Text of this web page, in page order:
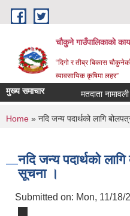
Skip to main content
चौकुने गाउँपालिकाकाे
“दिगो र तीब्र बिकास
व्यावसायिक कृषिमा लहर”
मुख्य समाचार मतदाता नामावली
You are here
Home » नदि जन्य पदार्थको लागि
नदि जन्य पदार्थको
सूचना ।
Submitted on: Mon, 11/18/